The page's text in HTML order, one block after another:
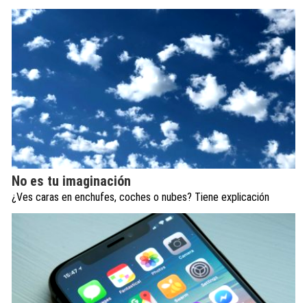
No es tu imaginación
¿Ves caras en enchufes, coches o nubes? Tiene explicación